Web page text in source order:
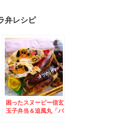
弁レシピ
困ったスヌーピー信玄
玉子弁当＆追風丸「バ